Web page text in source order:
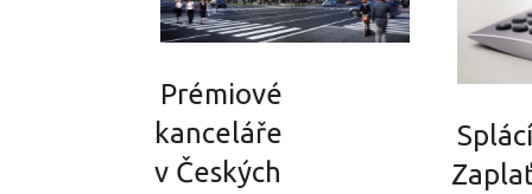
Prémiové
kanceláře
v Českých